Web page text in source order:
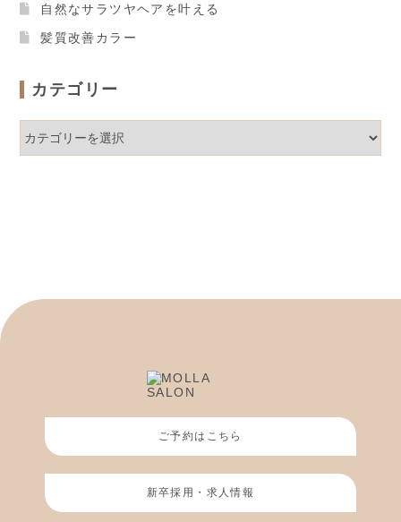
自然なサラツヤヘアを叶える
髪質改善カラー
カテゴリー
テ
ゴ
ご予約はこちら
新卒採用・求人情報